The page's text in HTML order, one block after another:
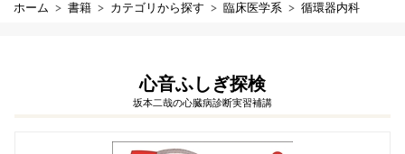
ホーム 書籍 カテゴリから探す 臨床医学系 循環器内科
心音ふしぎ探検
坂本二哉の心臓病診断実習補講